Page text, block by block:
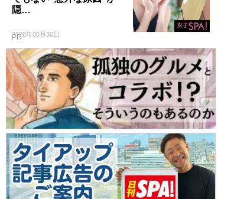
隠…
2026年06月30日
PR